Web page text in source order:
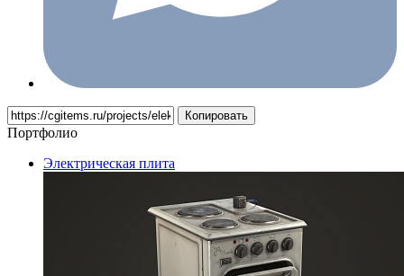
Копировать
Портфолио
Электрическая плита